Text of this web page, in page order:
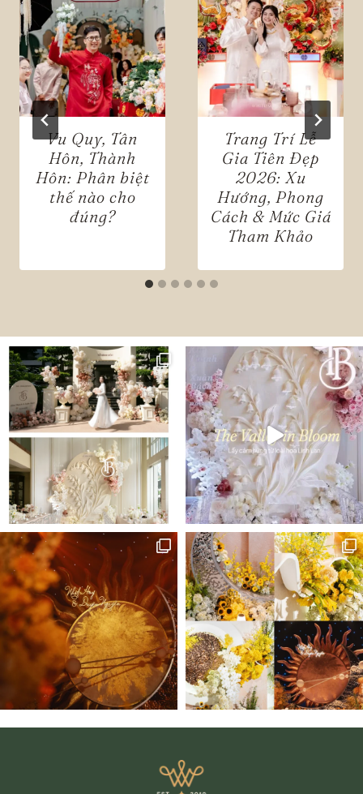
Vu Quy, Tân
Hôn, Thành
Hôn: Phân biệt
thế nào cho
đúng?
Trang Trí Lễ
Gia Tiên Đẹp
2026: Xu
Hướng, Phong
Cách & Mức Giá
Tham Khảo